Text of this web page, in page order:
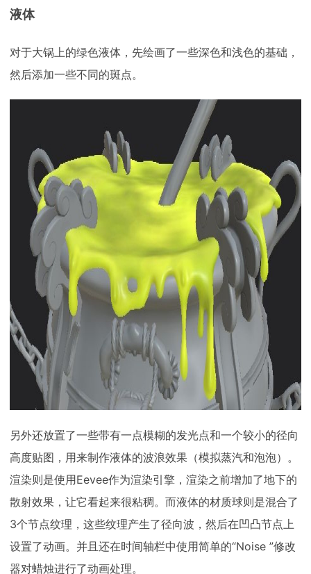
液体
对于大锅上的绿色液体，先绘画了一些深色和浅色的基础，
然后添加一些不同的斑点。
另外还放置了一些带有一点模糊的发光点和一个较小的径向
高度贴图，用来制作液体的波浪效果（模拟蒸汽和泡泡）。
渲染则是使用Eevee作为渲染引擎，渲染之前增加了地下的
散射效果，让它看起来很粘稠。而液体的材质球则是混合了
3个节点纹理，这些纹理产生了径向波，然后在凹凸节点上
设置了动画。并且还在时间轴栏中使用简单的“Noise ”修改
器对蜡烛进行了动画处理。